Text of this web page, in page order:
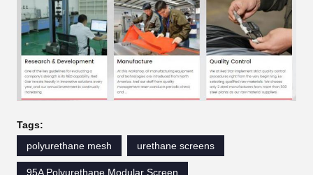
Tags:
polyurethane mesh
urethane screens
95A Polyurethane Modular Screen